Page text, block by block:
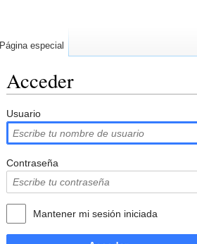
Acceder
Usuario
Contraseña
Mantener mi sesión iniciada
Página especial